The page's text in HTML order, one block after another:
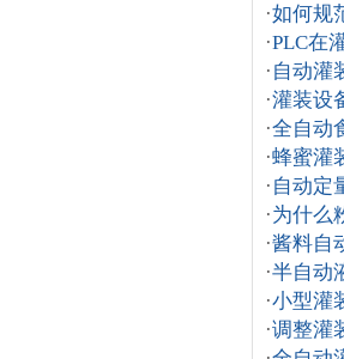
·如何规
·PLC在
· 自动灌
·灌装设
·全自动
·蜂蜜灌
· 自动定
·为什么
·酱料自
·半自动
·小型灌
·调整灌